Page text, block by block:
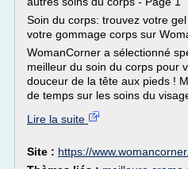
Soin du corps: trouvez votre
votre gommage corps sur
WomanCorner a sélectionné
meilleur du soin du corps pour
douceur de la tête aux pieds !
de temps sur les soins du
Lire la suite
Site : https://